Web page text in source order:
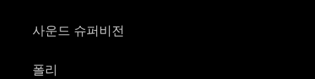
사운드 슈퍼비전
폴리